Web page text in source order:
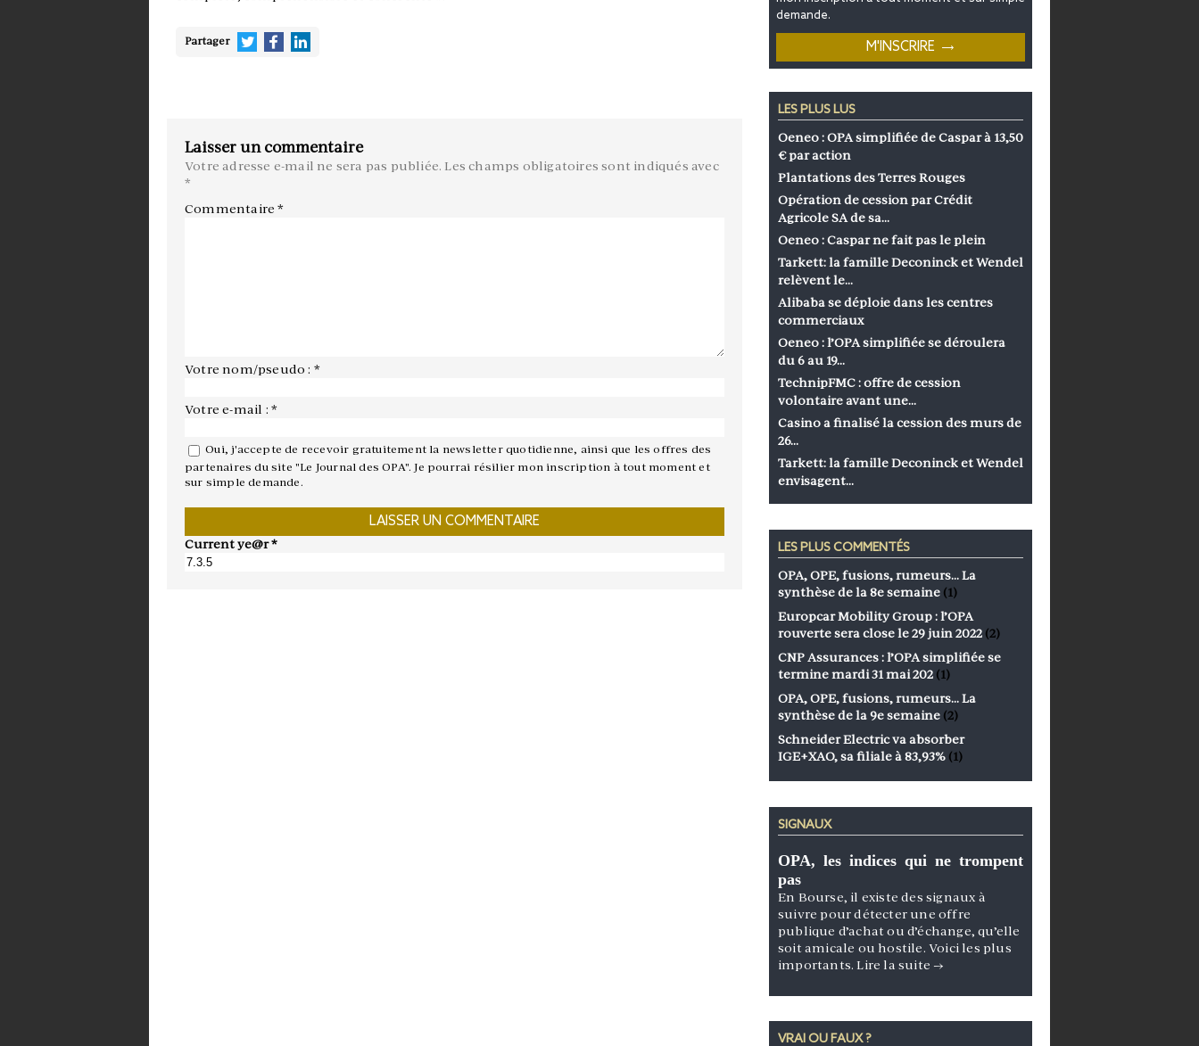
Partager
Laisser un commentaire
Votre adresse e-mail ne sera pas publiée. Les champs obligatoires sont indiqués avec
*
Commentaire*
Votre nom/pseudo : *
Votre e-mail : *
Oui, j'accepte de recevoir gratuitement la newsletter quotidienne, ainsi que les offres des
partenaires du site "Le Journal des OPA". Je pourrai résilier mon inscription à tout moment et
sur simple demande.
Current ye@r*
demande.
LES PLUS LUS
Oeneo : OPA simplifiée de Caspar à 13,50
€ par action
Plantations des Terres Rouges
Opération de cession par Crédit
Agricole SA de sa…
Oeneo : Caspar ne fait pas le plein
Tarkett: la famille Deconinck et Wendel
relèvent le…
Alibaba se déploie dans les centres
commerciaux
Oeneo : l’OPA simplifiée se déroulera
du 6 au 19…
TechnipFMC : offre de cession
volontaire avant une…
Casino a finalisé la cession des murs de
26…
Tarkett: la famille Deconinck et Wendel
envisagent…
LES PLUS COMMENTÉS
OPA, OPE, fusions, rumeurs… La
synthèse de la 8e semaine (1)
Europcar Mobility Group : l’OPA
rouverte sera close le 29 juin 2022 (2)
CNP Assurances : l’OPA simplifiée se
termine mardi 31 mai 202 (1)
OPA, OPE, fusions, rumeurs… La
synthèse de la 9e semaine (2)
Schneider Electric va absorber
IGE+XAO, sa filiale à 83,93% (1)
SIGNAUX
OPA, les indices qui ne trompent
pas
En Bourse, il existe des signaux à
suivre pour détecter une offre
publique d’achat ou d’échange, qu’elle
soit amicale ou hostile. Voici les plus
importants.Lire la suite →
VRAI OU FAUX ?